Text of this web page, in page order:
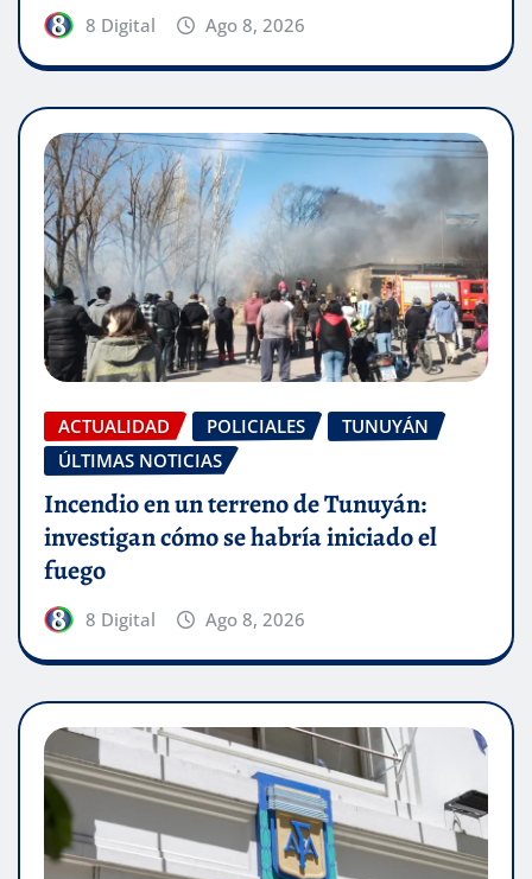
8 Digital Ago 8, 2026
ACTUALIDAD POLICIALES
TUNUYÁN
ÚLTIMAS NOTICIAS
Incendio en un terreno de Tunuyán:
investigan cómo se habría iniciado el
fuego
8 Digital Ago 8, 2026